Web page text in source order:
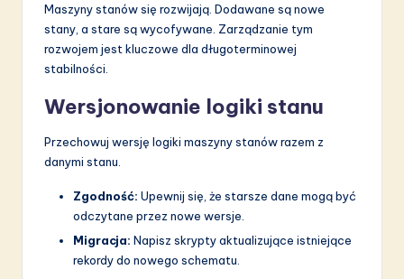
Maszyny stanów się rozwijają. Dodawane są nowe
stany, a stare są wycofywane. Zarządzanie tym
rozwojem jest kluczowe dla długoterminowej
stabilności.
Wersjonowanie logiki stanu
Przechowuj wersję logiki maszyny stanów razem z
danymi stanu.
Zgodność: Upewnij się, że starsze dane mogą być
odczytane przez nowe wersje.
Migracja: Napisz skrypty aktualizujące istniejące
rekordy do nowego schematu.